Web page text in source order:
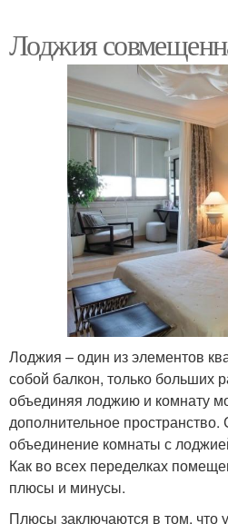
Лоджия
Лоджия – один из элементов
собой балкон, только больших
объединяя лоджию и комнату
дополнительное пространство.
объединение комнаты с
Как во всех переделках
плюсы и минусы.
Плюсы заключаются в том, что